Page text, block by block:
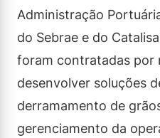
Administração
do Sebrae e do
foram contratadas por
desenvolver soluções
derramamento de
gerenciamento da